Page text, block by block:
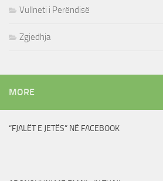
Vullneti i Perëndisë
Zgjedhja
MORE
“FJALËT E JETËS” NË FACEBOOK